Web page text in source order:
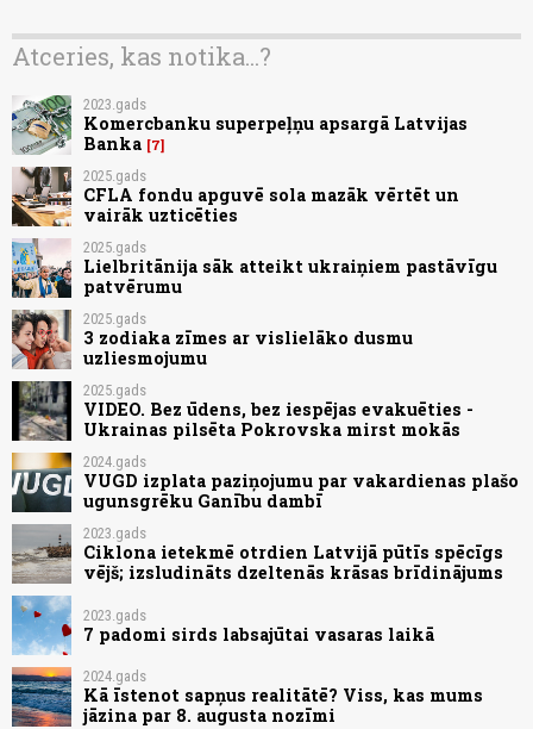
Atceries, kas notika...?
2023.gads
Komercbanku superpeļņu apsargā Latvijas
Banka 7
2025.gads
CFLA fondu apguvē sola mazāk vērtēt un
vairāk uzticēties
2025.gads
Lielbritānija sāk atteikt ukraiņiem pastāvīgu
patvērumu
2025.gads
3 zodiaka zīmes ar vislielāko dusmu
uzliesmojumu
2025.gads
VIDEO. Bez ūdens, bez iespējas evakuēties -
Ukrainas pilsēta Pokrovska mirst mokās
2024.gads
VUGD izplata paziņojumu par vakardienas plašo
ugunsgrēku Ganību dambī
2023.gads
Ciklona ietekmē otrdien Latvijā pūtīs spēcīgs
vējš; izsludināts dzeltenās krāsas brīdinājums
2023.gads
7 padomi sirds labsajūtai vasaras laikā
2024.gads
Kā īstenot sapņus realitātē? Viss, kas mums
jāzina par 8. augusta nozīmi